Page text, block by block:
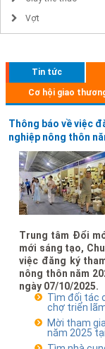
Vợt
Tin tức
Cơ hội giao
Thông báo về việc
nghiệp nông thôn
Trung tâm Đổi
mới sáng tạo,
việc đăng ký
nông thôn năm
ngày 07/10/2025.
Tìm đối tác
chợ triển
Mời tham
năm 2025